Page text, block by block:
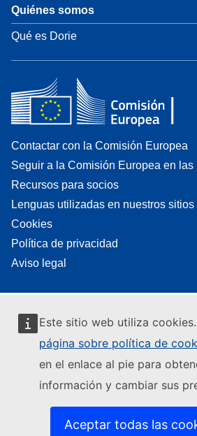
Este sitio web utiliza
página sobre política de
en el enlace al pie para
información y cambiar sus
Aceptar todas las
Quiénes somos
Qué es Dorie
Contactar con la Comisión Europea
Seguir a la Comisión Europea en
Recursos para socios
Lenguas utilizadas en nuestros sitios
Cookies
Política de privacidad
Aviso legal